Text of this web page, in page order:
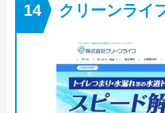
クリーンライ